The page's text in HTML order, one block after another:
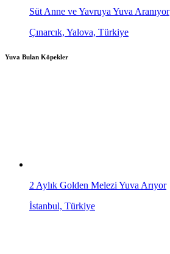
Süt Anne ve Yavruya Yuva Aranıyor
Çınarcık, Yalova, Türkiye
Yuva Bulan Köpekler
2 Aylık Golden Melezi Yuva Arıyor
İstanbul, Türkiye